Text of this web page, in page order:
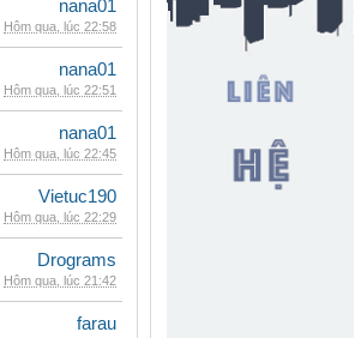
nana01
Hôm qua, lúc 22:58
nana01
Hôm qua, lúc 22:51
nana01
Hôm qua, lúc 22:45
Vietuc190
Hôm qua, lúc 22:29
Drograms
Hôm qua, lúc 21:42
farau